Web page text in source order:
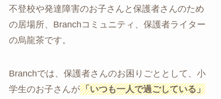
不登校や発達障害のお子さんと保護者さんのため
の居場所、Branchコミュニティ、保護者ライター
の烏龍茶です。
Branchでは、保護者さんのお困りごととして、小
学生のお子さんが「いつも一人で過ごしている」